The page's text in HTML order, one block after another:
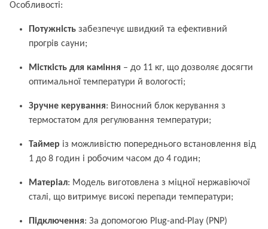
Особливості:
Потужність забезпечує швидкий та ефективний
прогрів сауни;
Місткість для каміння – до 11 кг, що дозволяє досягти
оптимальної температури й вологості;
Зручне керування: Виносний блок керування з
термостатом для регулювання температури;
Таймер із можливістю попереднього встановлення від
1 до 8 годин і робочим часом до 4 годин;
Матеріал: Модель виготовлена з міцної нержавіючої
сталі, що витримує високі перепади температури;
Підключення: За допомогою Plug-and-Play (PNP)